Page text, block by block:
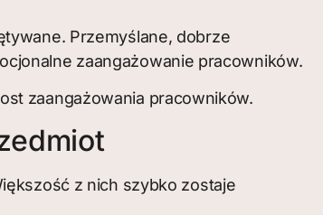
Przemyślane, dobrze
zaangażowanie pracowników.
zaangażowania pracowników.
z nich szybko zostaje